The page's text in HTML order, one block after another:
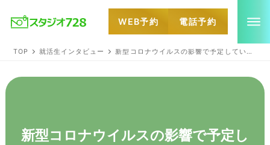
WEB予約 電話予約
TOP 就活生インタビュー 新型コロナウイルスの影響で予定していた就活のスケジュールに変更はありましたか？
新型コロナウイルスの影響で予定し